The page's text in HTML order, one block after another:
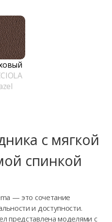
с мягкой
спинкой
— это сочетание
и доступности.
представлена моделями с